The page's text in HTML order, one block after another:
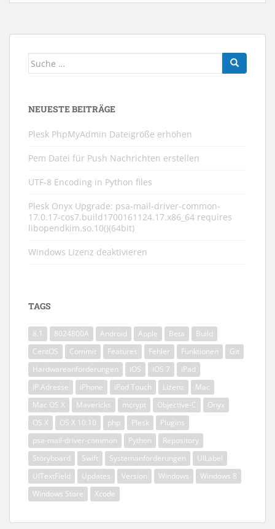
Suche
NEUESTE BEITRÄGE
Plesk PhpMyAdmin Dateigröße erhöhen
Pem Datei für Push Nachrichten erstellen
UTF-8 Encoding in Python files
Plesk Onyx Upgrade: psa-mail-driver-common-
17.0.17-cos7.build1700161124.17.x86_64 requires
libopendkim.so.10()(64bit)
Windows Lizenz deaktivieren
TAGS
8.1 8024800A Android Apple Beta
Build
CentOS
Commit Features Fehler Funktionen
Git
Hardwareanforderungen
iOS iOS 7
iPad
IP Adresse
iPhone iPod Touch Lizenz
Mac
Mac OS X
Mavericks mcrypt Objective-C
Onyx
OS X
OS X 10.10 php Plesk
Plugins
psa-mail-driver-common
Python
Repository
Storyboard
Swift Systemanforderungen
UILabel
UITextField
Updates Version Windows
Windows 8
Windows Store
Xcode